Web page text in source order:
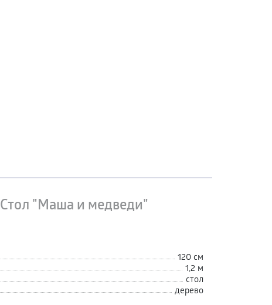
Стол "Маша и медведи"
120 см
1,2 м
стол
дерево